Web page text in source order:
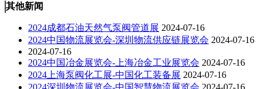
其他新闻
2024成都石油天然气泵阀管道展 2024-07-16
2024中国物流展览会-深圳物流供应链展览会 2024-07-16
2024-07-16
2024中国冶金展览会-上海冶金工业展览会 2024-07-16
2024上海泵阀化工展-中国化工装备展 2024-07-16
2024深圳物流展览会-中国智慧物流展览会 2024-07-16